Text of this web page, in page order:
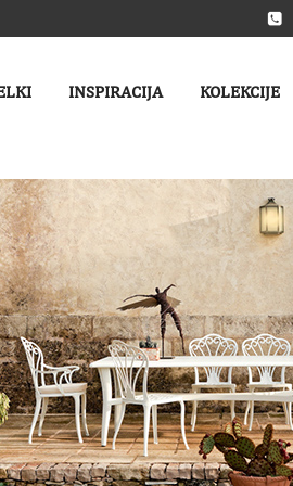
INSPIRACIJA KOLEKCIJE